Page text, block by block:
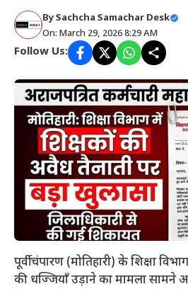
BySachcha Samachar Desk
On: March 29, 2026 8:29 AM
Follow Us:
पूर्वी चंपारण (मोतिहारी) के शिक्षा
की धज्जियाँ उड़ाने का मामला सामने